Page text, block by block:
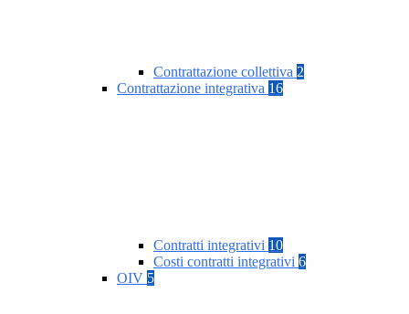
Contrattazione collettiva 2
Contrattazione integrativa 16
Contratti integrativi 10
Costi contratti integrativi 6
OIV 5